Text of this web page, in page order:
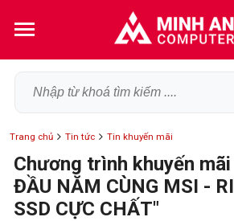
Trang chủ Tin tức Tin khuyến mãi
Chương trình khuyến
ĐẦU NĂM CÙNG MSI -
SSD CỰC CHẤT"